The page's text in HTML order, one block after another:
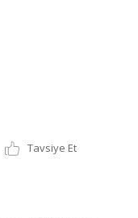
Tavsiye Et